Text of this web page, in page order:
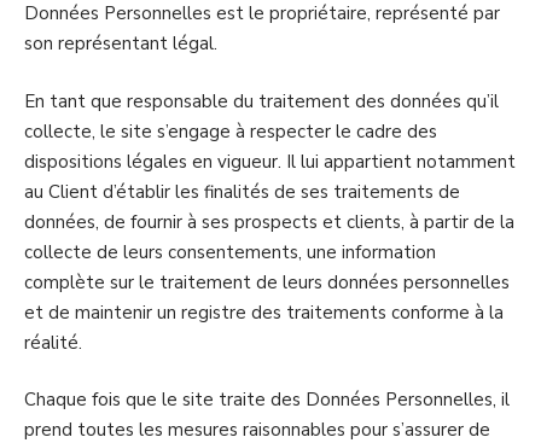
Données Personnelles est le propriétaire, représenté par
son représentant légal.
En tant que responsable du traitement des données qu’il
collecte, le site s’engage à respecter le cadre des
dispositions légales en vigueur. Il lui appartient notamment
au Client d’établir les finalités de ses traitements de
données, de fournir à ses prospects et clients, à partir de la
collecte de leurs consentements, une information
complète sur le traitement de leurs données personnelles
et de maintenir un registre des traitements conforme à la
réalité.
Chaque fois que le site traite des Données Personnelles, il
prend toutes les mesures raisonnables pour s’assurer de